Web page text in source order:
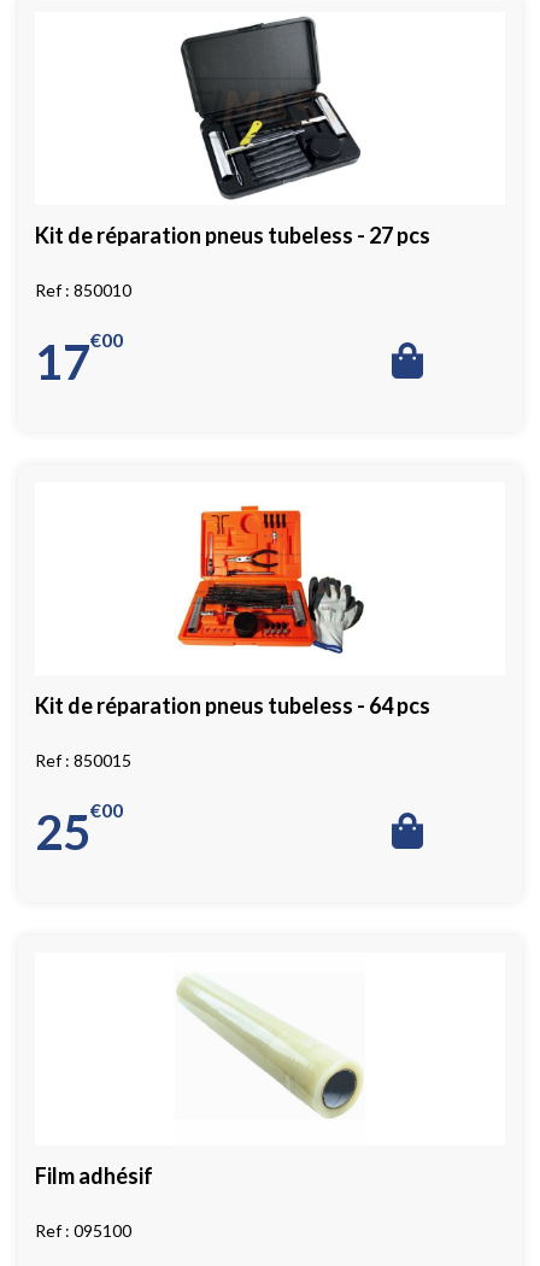
Kit de réparation pneus tubeless - 27 pcs
850010
17 00
€
Kit de réparation pneus tubeless - 64 pcs
850015
25 00
€
Film adhésif
095100